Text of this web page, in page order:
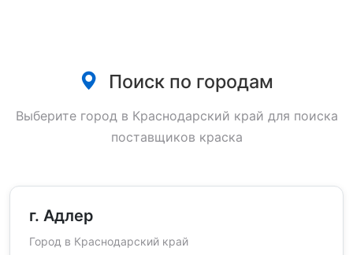
Поиск по городам
Выберите город в Краснодарский край для поиска
поставщиков краска
г. Адлер
Город в Краснодарский край